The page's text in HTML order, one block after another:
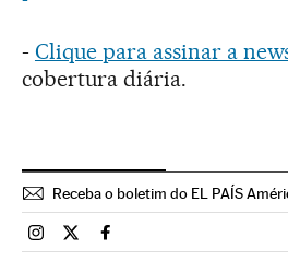
- Clique para assinar a
cobertura diária.
Receba o boletim do EL PAÍS
Brasil El País Brasil en Instagram
Brasil El País Brasil en Twitter
Brasil El País Brasil en